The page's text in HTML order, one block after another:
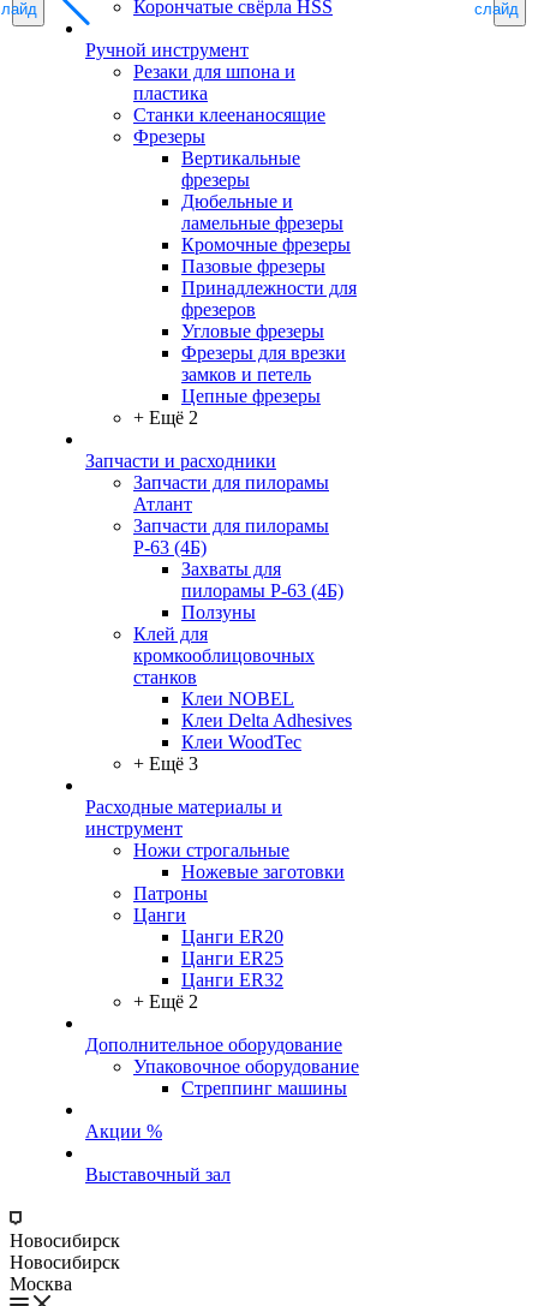
Корончатые свёрла HSS
Ручной инструмент
Резаки для шпона и
пластика
Станки клеенаносящие
Фрезеры
Вертикальные
фрезеры
Дюбельные и
ламельные фрезеры
Кромочные фрезеры
Пазовые фрезеры
Принадлежности для
фрезеров
Угловые фрезеры
Фрезеры для врезки
замков и петель
Цепные фрезеры
+ Ещё 2
Запчасти и расходники
Запчасти для пилорамы
Атлант
Запчасти для пилорамы
Р-63 (4Б)
Захваты для
пилорамы Р-63 (4Б)
Ползуны
Клей для
кромкооблицовочных
станков
Клеи NOBEL
Клеи Delta Adhesives
Клеи WoodTec
+ Ещё 3
Расходные материалы и
инструмент
Ножи строгальные
Ножевые заготовки
Патроны
Цанги
Цанги ER20
Цанги ER25
Цанги ER32
+ Ещё 2
Дополнительное оборудование
Упаковочное оборудование
Стреппинг машины
Акции %
Выставочный зал
Новосибирск
Новосибирск
Москва
слайд